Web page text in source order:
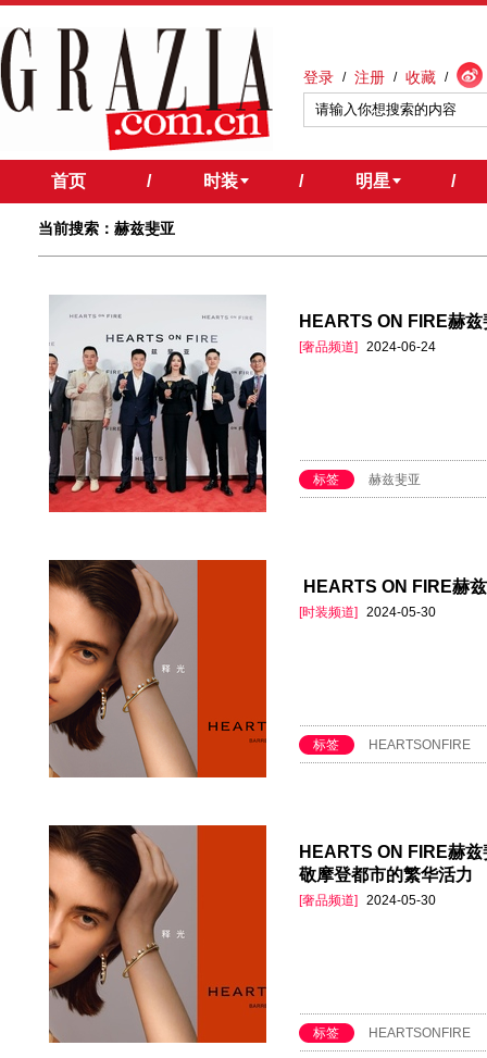
登录 / 注册 / 收藏 /
首页 / 时装 / 明星 /
当前搜索：赫兹斐亚
HEARTS ON FIRE赫
[奢品频道] 2024-06-24
标签 赫兹斐亚
HEARTS ON FIRE赫
[时装频道] 2024-05-30
标签 ​HEARTSONFIRE
HEARTS ON FIRE赫
敬摩登都市的繁华活力
[奢品频道] 2024-05-30
标签 HEARTSONFIRE